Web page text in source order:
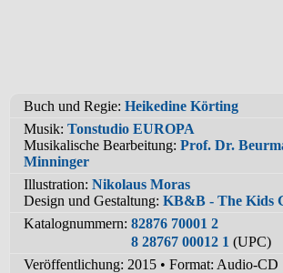
Buch und Regie: Heikedine Körting
Musik: Tonstudio EUROPA
Musikalische Bearbeitung: Prof. Dr.
Minninger
Illustration: Nikolaus Moras
Design und Gestaltung: KB&B - The Kids
Katalognummern: 82876 70001 2
8 28767 00012 1 (UPC)
Veröffentlichung: 2015 • Format: Audio-CD